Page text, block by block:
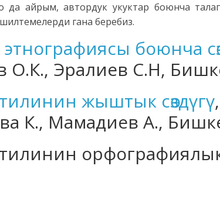
айрым, автордук укуктар боюнча
гана беребиз.
боюнча
О.К., Эралиев С.Н,
жыштык сөздүгү
К., Мамадиев А.,
орфографиялык